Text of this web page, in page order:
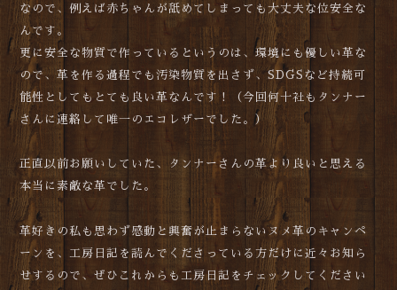
なので、例えば赤ちゃんが舐めてしまっても大丈夫な位安全な
んです。
更に安全な物質で作っているというのは、環境にも優しい革な
ので、革を作る過程でも汚染物質を出さず、SDGSなど持続可
能性としてもとても良い革なんです！（今回何十社もタンナー
さんに連絡して唯一のエコレザーでした。）
正直以前お願いしていた、タンナーさんの革より良いと思える
本当に素敵な革でした。
革好きの私も思わず感動と興奮が止まらないヌメ革のキャンペ
ーンを、工房日記を読んでくださっている方だけに近々お知ら
せするので、ぜひこれからも工房日記をチェックしてください